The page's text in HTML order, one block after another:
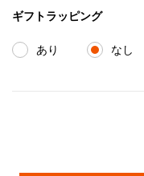
ギフトラッピング
あり なし